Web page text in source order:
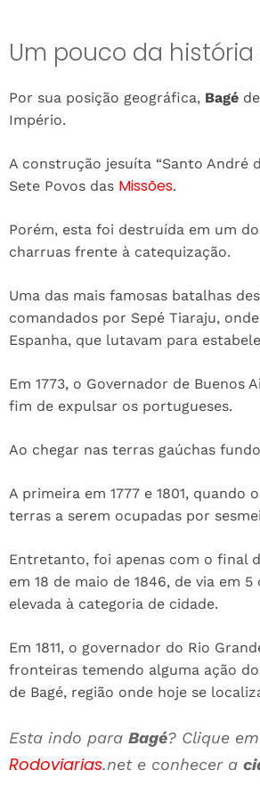
Um pouco da história
Por sua posição geográfica, Bagé
Império.
A construção jesuíta “Santo André
Sete Povos das Missões.
Porém, esta foi destruída em um
charruas frente à catequização.
Uma das mais famosas batalhas
comandados por Sepé Tiaraju,
Espanha, que lutavam para
Em 1773, o Governador de Buenos
fim de expulsar os portugueses.
Ao chegar nas terras gaúchas
A primeira em 1777 e 1801,
terras a serem ocupadas por
Entretanto, foi apenas com o final
em 18 de maio de 1846, de via em
elevada à categoria de cidade.
Em 1811, o governador do Rio
fronteiras temendo alguma ação
de Bagé, região onde hoje se
Esta indo para Bagé? Clique
Rodoviarias.net e conhecer a